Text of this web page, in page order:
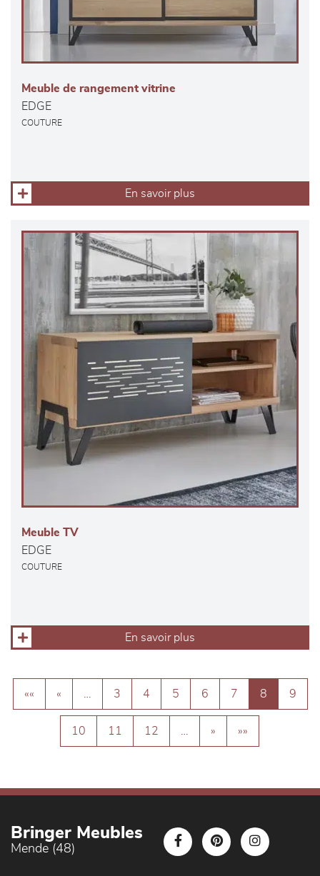
Meuble de rangement vitrine
EDGE
COUTURE
En savoir plus
Meuble TV
EDGE
COUTURE
En savoir plus
«« « 3 4 5 6 7 8 9
10 11 12 » »»
Bringer Meubles
Mende (48)